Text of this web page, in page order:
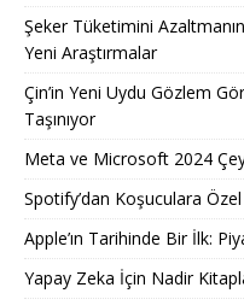
Şeker Tüketimini
Yeni Araştırmalar
Çin’in Yeni Uydu Gözlem
Taşınıyor
Meta ve Microsoft 2024
Spotify’dan Koşuculara
Apple’ın Tarihinde Bir İlk:
Yapay Zeka İçin Nadir